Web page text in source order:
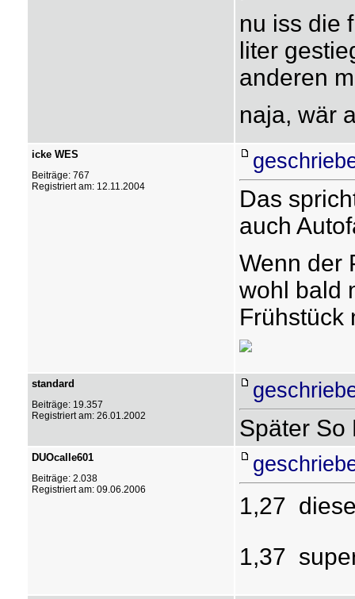
nu iss die
liter
anderen
naja, wär
icke WES
Beiträge: 767
Registriert am: 12.11.2004
Das
auch
Wenn der
wohl bald
Frühstück
standard
Beiträge: 19.357
Registriert am: 26.01.2002
Später So
DUOcalle601
Beiträge: 2.038
Registriert am: 09.06.2006
1,27 
1,37 